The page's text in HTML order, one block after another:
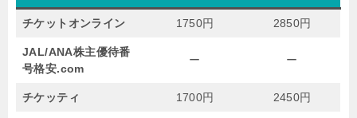
チケットオンライン 1750円 2850円
JAL/ANA株主優待番
号格安.com
ー ー
チケッティ 1700円 2450円